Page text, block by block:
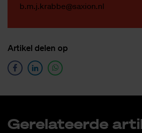
b.m.j.krabbe@saxion.nl
Ar­ti­kel de­len op
Ge­re­la­teer­de